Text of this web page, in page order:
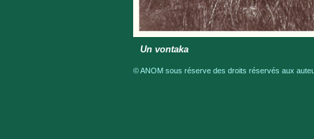
Un vontaka
© ANOM sous réserve des droits réservés aux